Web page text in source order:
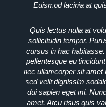
Euismod lacinia at
Quis lectus nulla at
sollicitudin tempor.
cursus in hac
pellentesque eu
nec ullamcorper sit amet
sed velit dignissim
dui sapien eget mi.
amet. Arcu risus quis